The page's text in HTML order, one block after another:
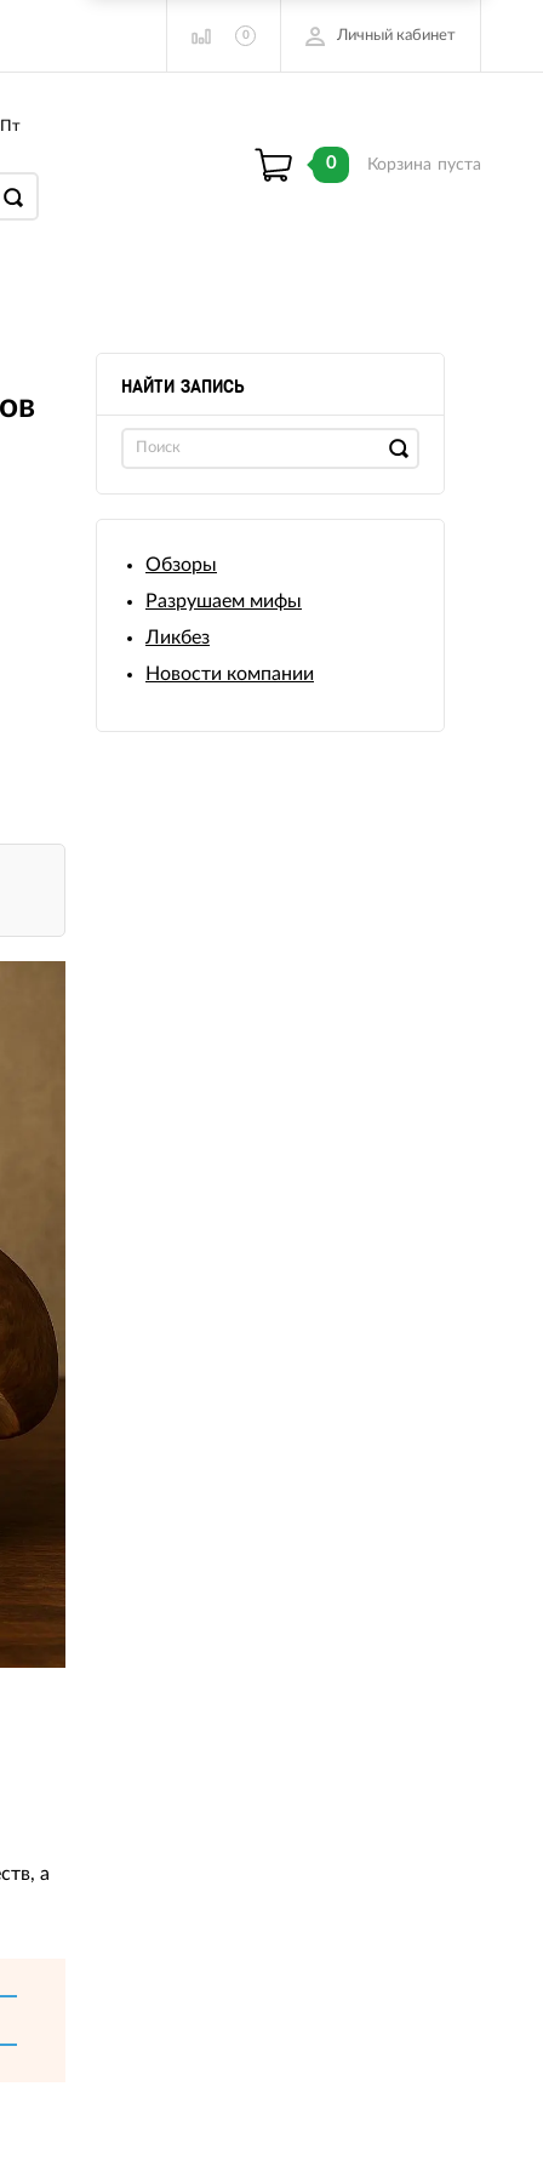
0 Личный кабинет
Пт
0 Корзина пуста
а
НАЙТИ ЗАПИСЬ
Обзоры
Разрушаем мифы
Ликбез
Новости компании